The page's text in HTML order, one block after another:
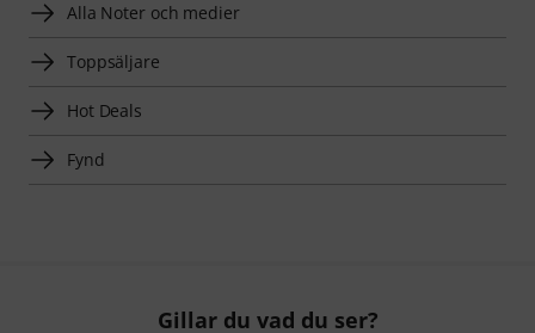
Alla Noter och medier
Toppsäljare
Hot Deals
Fynd
Gillar du vad du ser?